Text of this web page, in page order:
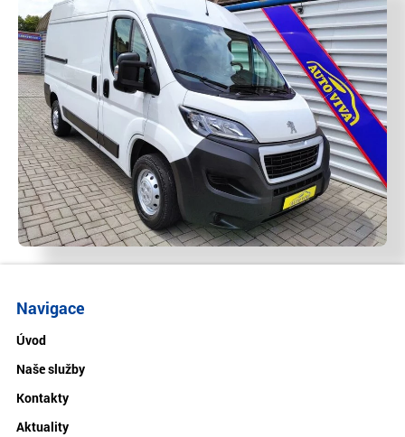
Navigace
Úvod
Naše služby
Kontakty
Aktuality